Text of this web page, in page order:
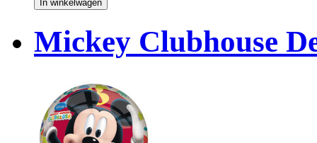
In winkelwagen
Mickey Clubhouse